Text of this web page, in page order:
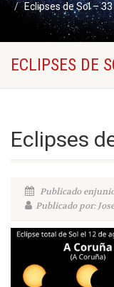
Eclipses de Sol – 33
ECLIPSES DE
Eclipses
Publicado
Publicado por: